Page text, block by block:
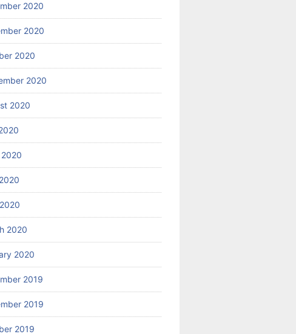
2020
2020
2020
2020
2020
2020
2020
2019
2019
2019